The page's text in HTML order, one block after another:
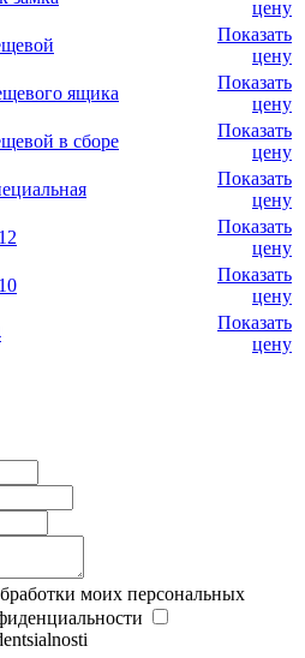
цену
Показать
цену
ящика
Показать
цену
в сборе
Показать
цену
Показать
цену
Показать
цену
Показать
цену
Показать
цену
моих персональных